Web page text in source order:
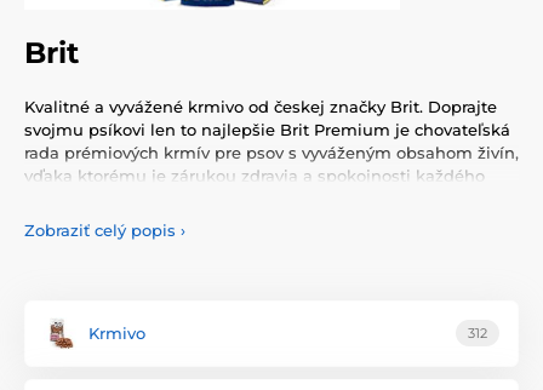
Brit
Kvalitné a vyvážené krmivo od českej značky Brit. Doprajte
svojmu psíkovi len to najlepšie Brit Premium je chovateľská
rada prémiových krmív pre psov s vyváženým obsahom živín,
vďaka ktorému je zárukou zdravia a spokojnosti každého
krmná dávka navrhnutá tak, aby nezaťažovala organizmus a
tráviaci trakt, a pritom pokryla nutričné potreby zdravého
sóju, hovädzie a bravčové mäso, geneticky modifikované
Zobraziť celý popis ›
Krmivo 312